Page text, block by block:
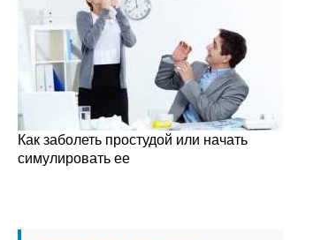
Как заболеть простудой или начать
симулировать ее